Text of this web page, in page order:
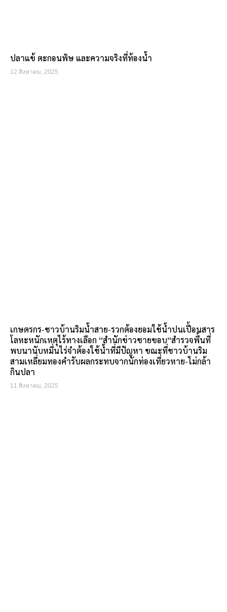
ปลาแข้ ตะกอนพิษ และความจริงที่ท้องน้ำ
12 สิงหาคม, 2025
เกษตรกร-ชาวบ้านริมน้ำสาย-รวกต้องยอมใช้น้ำปนเปื้อนสาร
โลหะหนักเหตุไร้ทางเลือก “สำนักข่าวชายขอบ”สำรวจพื้นที่
พบนานับหมื่นไร่จำต้องใช้น้ำที่มีปัญหา ขณะที่ชาวบ้านริม
สามเหลี่ยมทองคำรับผลกระทบจากนักท่องเที่ยวหาย-ไม่กล้า
กินปลา
11 สิงหาคม, 2025